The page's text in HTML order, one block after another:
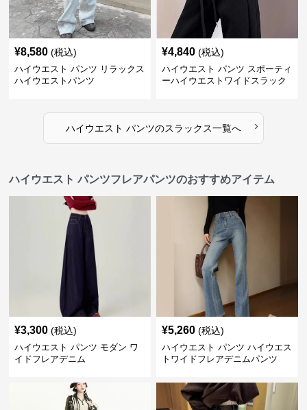
¥8,580 (税込)
ハイウエスト パンツ リラックス
ハイウエストパンツ
¥4,840 (税込)
ハイウエスト パンツ スポーティ
ーハイウエストワイドスラック
ハイウエスト パンツのスラックス一覧へ ›
ハイウエスト パンツフレアパンツのおすすめアイテム
¥3,300 (税込)
ハイウエスト パンツ モダン ワ
イドフレアデニム
¥5,260 (税込)
ハイウエスト パンツ ハイウエス
トワイドフレアデニムパンツ